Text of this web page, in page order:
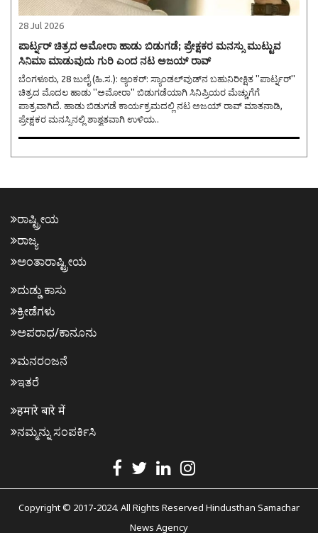
28 Jul 2026
ಪಾರ್ಟ್ನರ್ ಚಿತ್ರದ ಅಮೋರಾ ಹಾಡು ಬಿಡುಗಡೆ; ಪ್ರೇಕ್ಷಕರ ಮನಸ್ಸು ಮುಟ್ಟುವ
ಸಿನಿಮಾ ಮಾಡುವುದು ಗುರಿ ಎಂದ ನಟ ಅಜಯ್ ರಾವ್
ಬೆಂಗಳೂರು, 28 ಜುಲೈ (ಹಿ.ಸ.): ಆ್ಯಂಕರ್: ಸ್ಯಾಂಡಲ್‌ವುಡ್‌ನ ಬಹುನಿರೀಕ್ಷಿತ ''ಪಾರ್ಟ್ನರ್''
ಚಿತ್ರದ ಮೊದಲ ಹಾಡು ''ಅಮೋರಾ'' ಬಿಡುಗಡೆಯಾಗಿ ಸಿನಿಪ್ರಿಯರ ಮೆಚ್ಚುಗೆಗೆ
ಪಾತ್ರವಾಗಿದೆ. ಹಾಡು ಬಿಡುಗಡೆ ಕಾರ್ಯಕ್ರಮದಲ್ಲಿ ನಟ ಅಜಯ್ ರಾವ್ ಮಾತನಾಡಿ,
ಪ್ರೇಕ್ಷಕರ ಮನಸ್ಸಿನಲ್ಲಿ ಶಾಶ್ವತವಾಗಿ ಉಳಿಯ..
ರಾಷ್ಟ್ರೀಯ
ರಾಜ್ಯ
ಅಂತಾರಾಷ್ಟ್ರೀಯ
ದುಡ್ಡು ಕಾಸು
ಕ್ರೀಡೆಗಳು
ಅಪರಾಧ/ಕಾನೂನು
ಮನರಂಜನೆ
ಇತರೆ
हमारे बारे में
ನಮ್ಮನ್ನು ಸಂಪರ್ಕಿಸಿ
Copyright © 2017-2024. All Rights Reserved Hindusthan Samachar
News Agency